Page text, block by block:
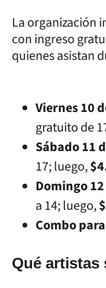
La organización
con ingreso
quienes asistan
Viernes 10
gratuito de
Sábado 11
17; luego,
Domingo
a 14; luego,
Combo
Qué artistas